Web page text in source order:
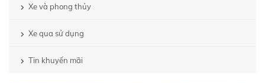
Xe và phong thủy
Xe qua sử dụng
Tin khuyến mãi